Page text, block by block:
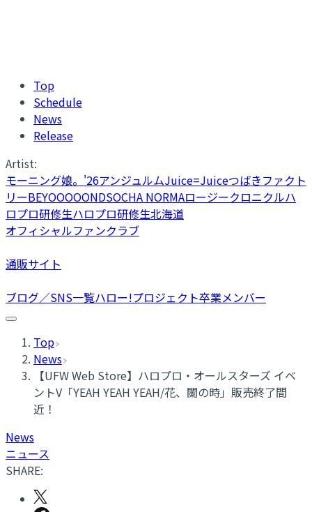
Top
Schedule
News
Release
Artist:
モーニング娘。'26アンジュルムJuice=Juiceつばきファクト
リーBEYOOOOONDSOCHA NORMAロージークロニクルハ
ロプロ研修生ハロプロ研修生北海道
オフィシャルファンクラブ
通販サイト
ブログ／SNS一覧ハロー!プロジェクト卒業メンバー
Top
News
【UFW Web Store】ハロプロ・オールスターズ イベ
ントV「YEAH YEAH YEAH/花、闌の時」販売終了間
近！
News
ニュース
SHARE: